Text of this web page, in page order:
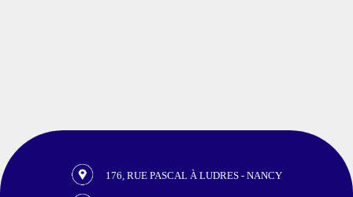
176, RUE PASCAL À LUDRES - NANCY